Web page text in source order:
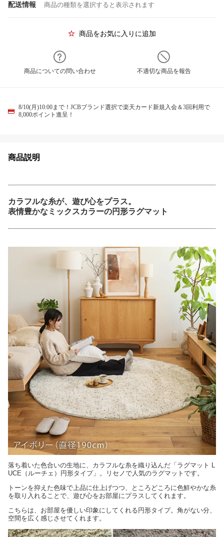
配送情報 商品の種類を選択すると表示されます
商品をお気に入りに追加
商品についての問い合わせ 不適切な商品を報告
8/10(月)10:00まで！JCBブランド選択で楽天カード新規入会＆3回利用で
8,000ポイント進呈！
商品説明
カラフルな糸が、遊び心をプラス。
表情豊かなミックスカラーの円形ラグマット
落ち着いた色合いの生地に、カラフルな糸を織り込んだ「ラグマット L
UCE（ルーチェ）円形タイプ」。リセノで人気のラグマットです。
トーンを抑えた色味で上品に仕上げつつ、ところどころに色鮮やかな糸
を取り入れることで、遊び心をお部屋にプラスしてくれます。
こちらは、お部屋を優しい印象にしてくれる円形タイプ。角がない分、
空間を広く感じさせてくれます。